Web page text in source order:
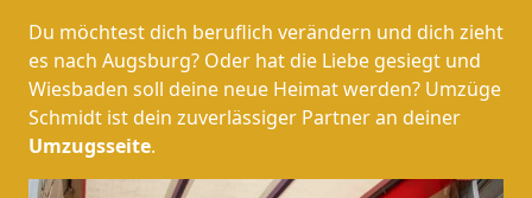
Du möchtest dich beruflich verändern und dich zieht
es nach Augsburg? Oder hat die Liebe gesiegt und
Wiesbaden soll deine neue Heimat werden? Umzüge
Schmidt ist dein zuverlässiger Partner an deiner
Umzugsseite.